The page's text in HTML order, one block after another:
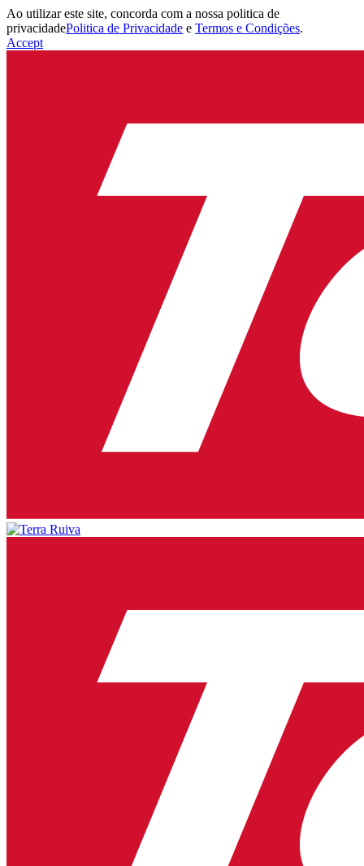
Ao utilizar este site, concorda com a nossa politica de
privacidadePolitica de Privacidade e Termos e Condições.
Accept